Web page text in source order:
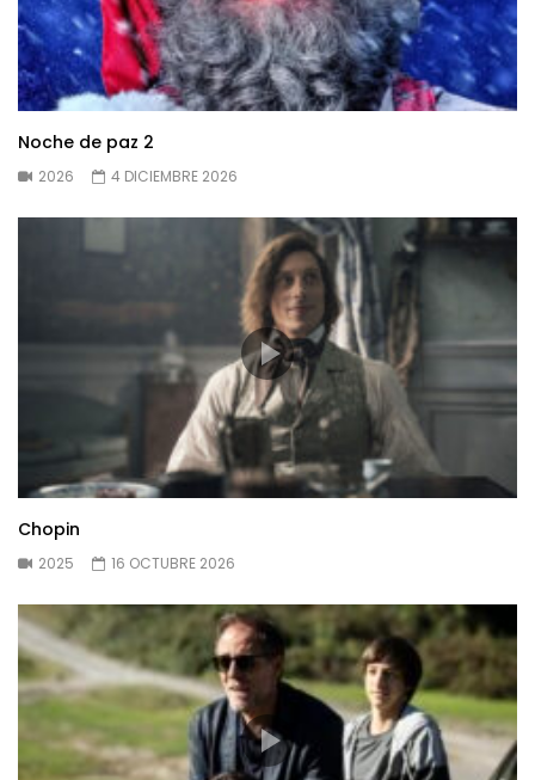
Noche de paz 2
2026 4 DICIEMBRE 2026
Chopin
2025 16 OCTUBRE 2026